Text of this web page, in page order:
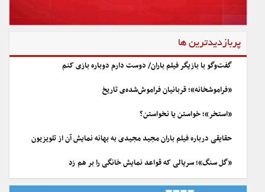
پربازدیدترین ها
گفت‌وگو با بازیگر فیلم باران/ دوست دارم دوباره بازی کنم
«فراموشخانه»؛ قربانیان فراموش‌شده‌ی تاریخ
«استخر»؛ خواستن یا نخواستن؟
حقایقی درباره فیلم باران مجید مجیدی به بهانه نمایش آن از تلویزیون
«گل سنگ»؛ سریالی که قواعد نمایش خانگی را بر هم زد